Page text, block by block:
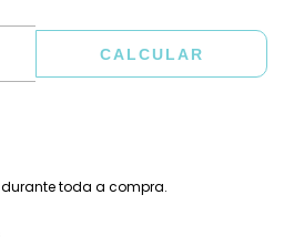
CALCULAR
toda a compra.